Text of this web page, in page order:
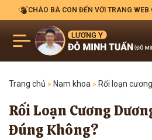
CHÀO BÀ CON ĐẾN VỚI TRANG WEB
Trang chủ » Nam khoa » Rối loạn
Rối Loạn Cương
Đúng Không?